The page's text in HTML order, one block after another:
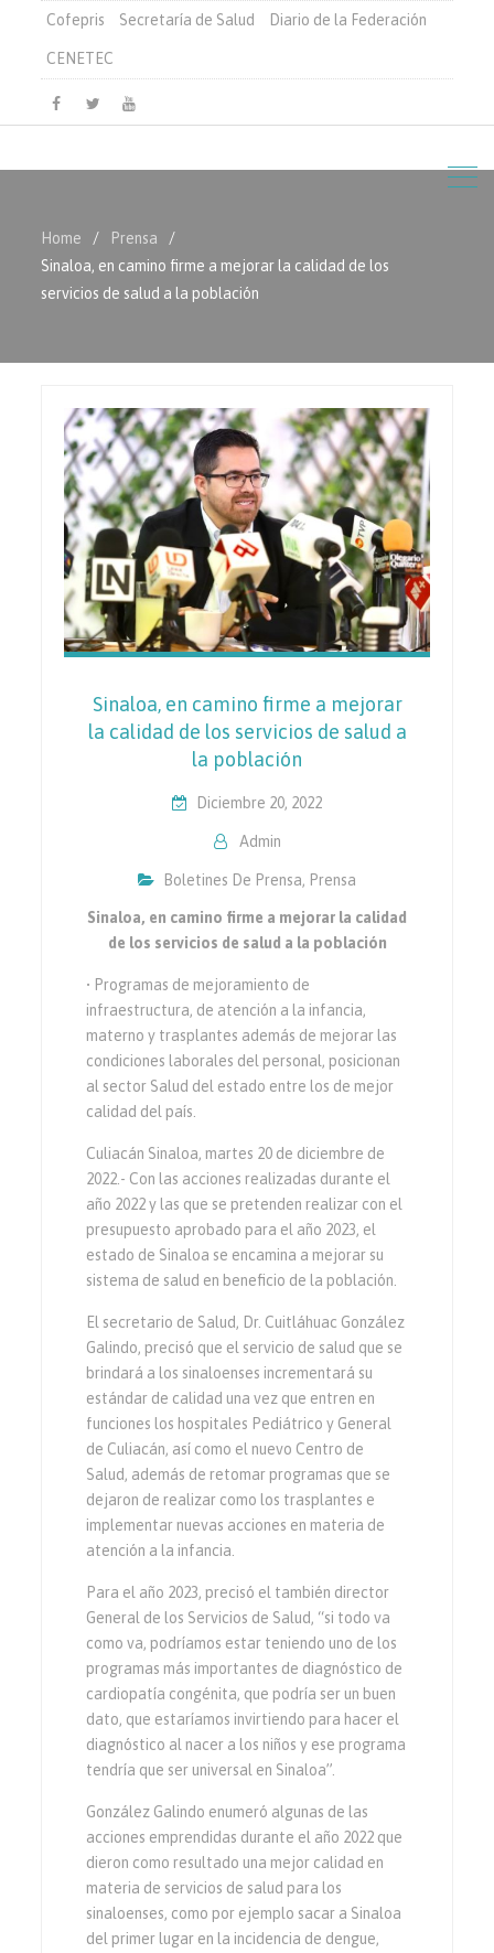
Cofepris Secretaría de Salud Diario de la Federación
CENETEC
Facebook
TwitterYoutube
Home
Prensa
Sinaloa, en camino firme a mejorar la calidad de los
servicios de salud a la población
Sinaloa, en camino firme a mejorar
la calidad de los servicios de salud a
la población
Diciembre 20, 2022
Admin
Boletines De Prensa, Prensa
Sinaloa, en camino firme a mejorar la calidad
de los servicios de salud a la población
• Programas de mejoramiento de
infraestructura, de atención a la infancia,
materno y trasplantes además de mejorar las
condiciones laborales del personal, posicionan
al sector Salud del estado entre los de mejor
calidad del país.
Culiacán Sinaloa, martes 20 de diciembre de
2022.- Con las acciones realizadas durante el
año 2022 y las que se pretenden realizar con el
presupuesto aprobado para el año 2023, el
estado de Sinaloa se encamina a mejorar su
sistema de salud en beneficio de la población.
El secretario de Salud, Dr. Cuitláhuac González
Galindo, precisó que el servicio de salud que se
brindará a los sinaloenses incrementará su
estándar de calidad una vez que entren en
funciones los hospitales Pediátrico y General
de Culiacán, así como el nuevo Centro de
Salud, además de retomar programas que se
dejaron de realizar como los trasplantes e
implementar nuevas acciones en materia de
atención a la infancia.
Para el año 2023, precisó el también director
General de los Servicios de Salud, “si todo va
como va, podríamos estar teniendo uno de los
programas más importantes de diagnóstico de
cardiopatía congénita, que podría ser un buen
dato, que estaríamos invirtiendo para hacer el
diagnóstico al nacer a los niños y ese programa
tendría que ser universal en Sinaloa”.
González Galindo enumeró algunas de las
acciones emprendidas durante el año 2022 que
dieron como resultado una mejor calidad en
materia de servicios de salud para los
sinaloenses, como por ejemplo sacar a Sinaloa
del primer lugar en la incidencia de dengue,